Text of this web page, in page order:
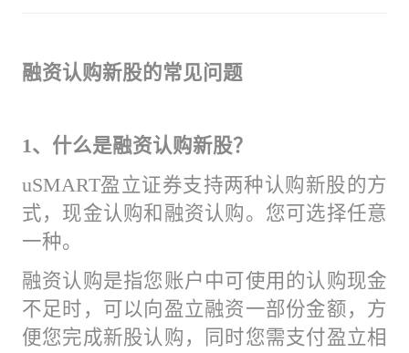
融资认购新股的常见问题
1、什么是融资认购新股？
uSMART盈立证券支持两种认购新股的方
式，现金认购和融资认购。您可选择任意
一种。
融资认购是指您账户中可使用的认购现金
不足时，可以向盈立融资一部份金额，方
便您完成新股认购，同时您需支付盈立相